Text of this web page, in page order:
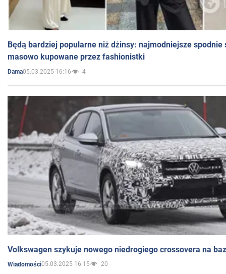
Będą bardziej popularne niż dżinsy: najmodniejsze spodnie
masowo kupowane przez fashionistki
Dama05.03.2025 16:16 4
Volkswagen szykuje nowego niedrogiego crossovera na
Wiadomości05.03.2025 16:15 20